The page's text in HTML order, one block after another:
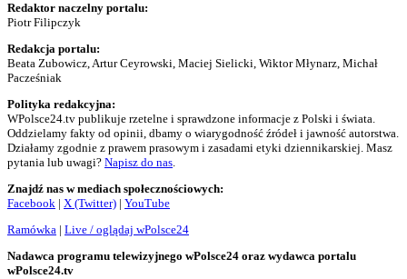
Redaktor naczelny portalu:
Piotr Filipczyk
Redakcja portalu:
Beata Zubowicz, Artur Ceyrowski, Maciej Sielicki, Wiktor Młynarz, Michał
Pacześniak
Polityka redakcyjna:
WPolsce24.tv publikuje rzetelne i sprawdzone informacje z Polski i świata.
Oddzielamy fakty od opinii, dbamy o wiarygodność źródeł i jawność autorstwa.
Działamy zgodnie z prawem prasowym i zasadami etyki dziennikarskiej. Masz
pytania lub uwagi? Napisz do nas.
Znajdź nas w mediach społecznościowych:
Facebook | X (Twitter) | YouTube
Ramówka | Live / oglądaj wPolsce24
Nadawca programu telewizyjnego wPolsce24 oraz wydawca portalu
wPolsce24.tv